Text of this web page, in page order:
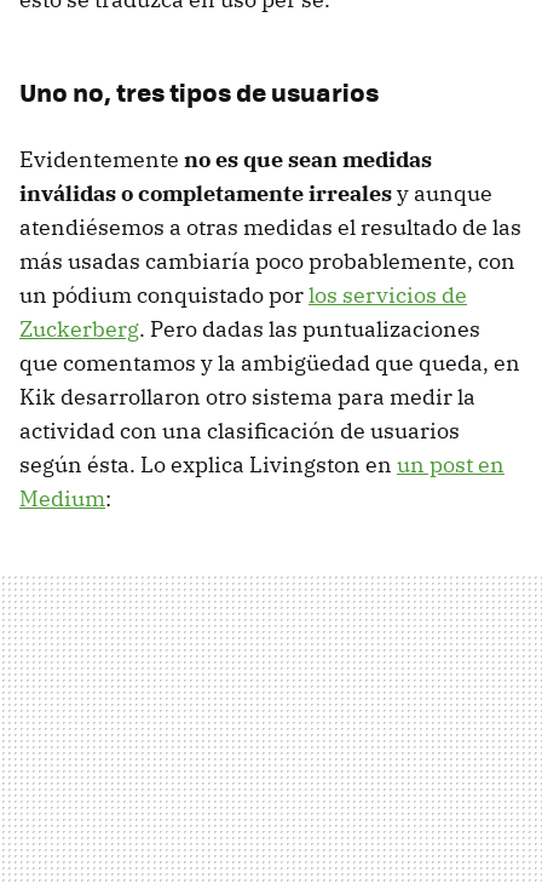
Uno no, tres tipos de usuarios
Evidentemente no es que sean medidas
inválidas o completamente irrealesy aunque
atendiésemos a otras medidas el resultado de las
más usadas cambiaría poco probablemente, con
un pódium conquistado porlos servicios de
Zuckerberg. Pero dadas las puntualizaciones
que comentamos y la ambigüedad que queda, en
Kik desarrollaron otro sistema para medir la
actividad con una clasificación de usuarios
según ésta. Lo explica Livingston en un post en
Medium: